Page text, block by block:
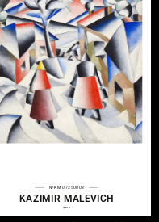
№KM 07250003
KAZIMIR MALEVICH